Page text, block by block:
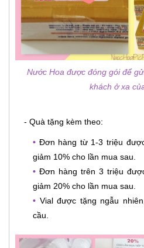
Nước Hoa được đóng gói để
khách ở xa
- Quà tặng kèm theo:
• Đơn hàng từ 1-3 triệu
giảm 10% cho lần mua sau.
• Đơn hàng trên 3 triệu
giảm 20% cho lần mua sau.
• Vial được tặng ngẫu
cầu.